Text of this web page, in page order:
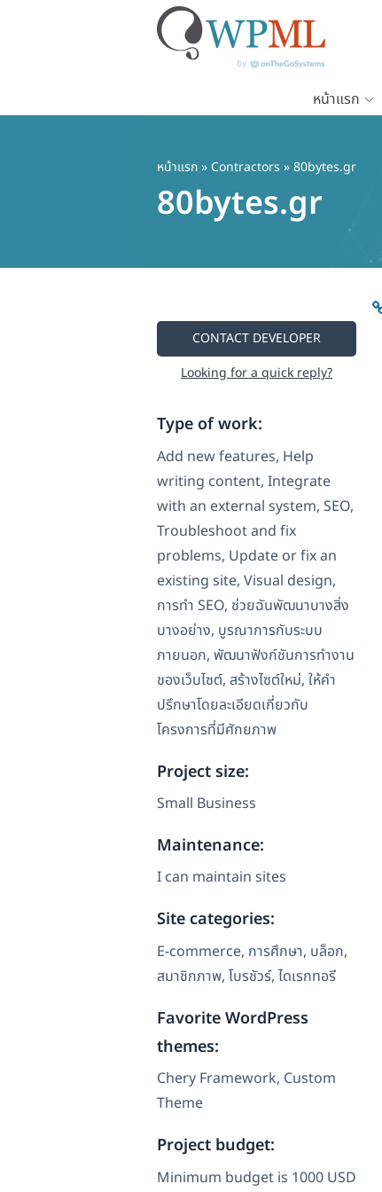
หน้าแรก
หน้าแรก» Contractors » 80bytes.gr
80bytes.gr
CONTACT DEVELOPER
Looking for a quick reply?
Type of work:
Add new features, Help
writing content, Integrate
with an external system, SEO,
Troubleshoot and fix
problems, Update or fix an
existing site, Visual design,
การทำ SEO, ช่วยฉันพัฒนาบางสิ่ง
บางอย่าง, บูรณาการกับระบบ
ภายนอก, พัฒนาฟังก์ชันการทำงาน
ของเว็บไซต์, สร้างไซต์ใหม่, ให้คำ
ปรึกษาโดยละเอียดเกี่ยวกับ
โครงการที่มีศักยภาพ
Project size:
Small Business
Maintenance:
I can maintain sites
Site categories:
E-commerce, การศึกษา, บล็อก,
สมาชิกภาพ, โบรชัวร์, ไดเรกทอรี
Favorite WordPress
themes:
Chery Framework, Custom
Theme
Project budget:
Minimum budget is 1000 USD